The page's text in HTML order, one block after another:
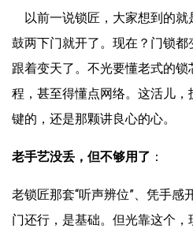
以前一说锁匠，大家想到的就
鼓两下门就开了。现在？门锁都
跟着变天了。不光要懂老式的
程，甚至得懂点网络。这活儿
键的，还是那颗讲良心的心。
老手艺没丢，但不够用了 ：
老锁匠那套“听声辨位”、凭手感
门还行，是基础。但光靠这个